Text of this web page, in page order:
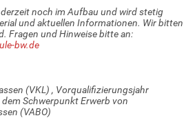
noch im Aufbau und wird stetig
und aktuellen Informationen. Wir bitten
Fragen und Hinweise bitte an:
bw.de
(VKL) , Vorqualifizierungsjahr
Schwerpunkt Erwerb von
(VABO)